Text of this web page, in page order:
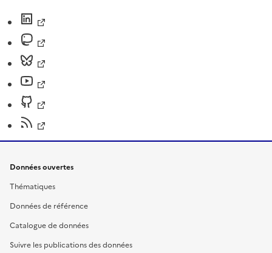
Données ouvertes
Thématiques
Données de référence
Catalogue de données
Suivre les publications des données